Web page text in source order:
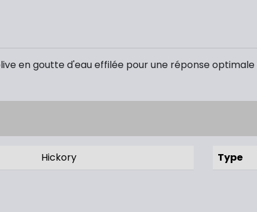
en goutte d'eau effilée pour une réponse
Hickory Type